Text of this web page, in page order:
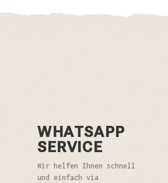
WHATSAPP
SERVICE
Wir helfen Ihnen schnell
und einfach via